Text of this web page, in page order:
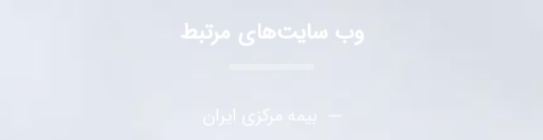
وب سایت‌های مرتبط
بیمه مرکزی ایران